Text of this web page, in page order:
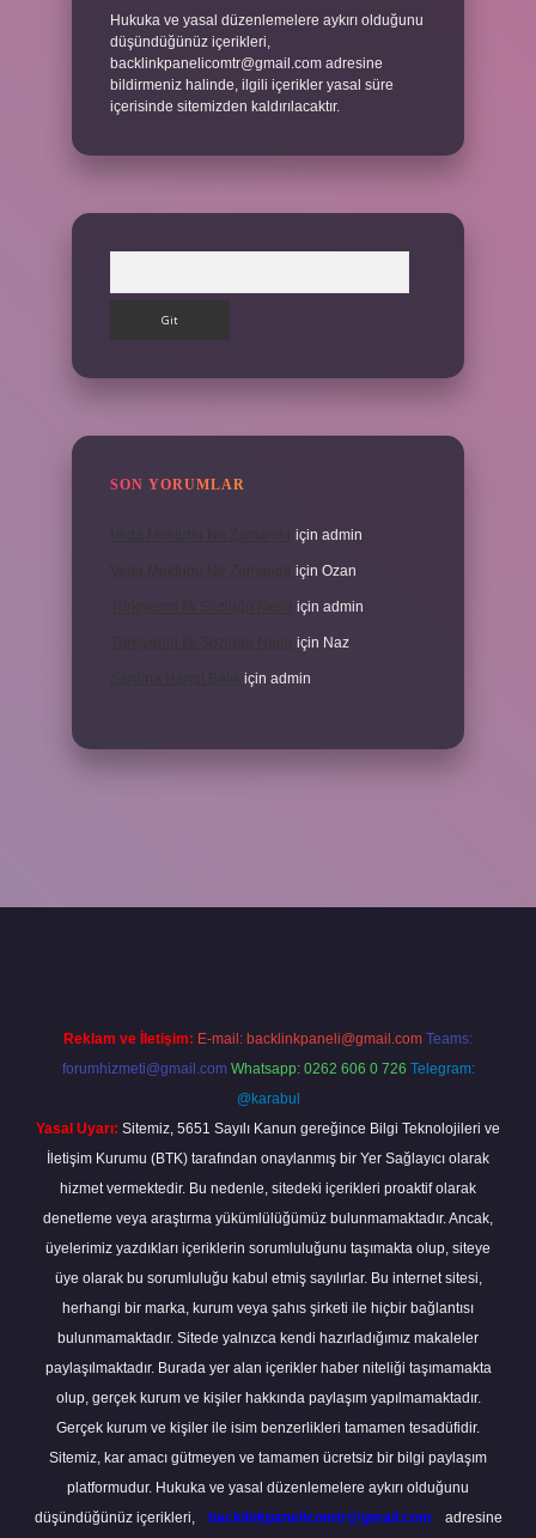
Hukuka ve yasal düzenlemelere aykırı olduğunu
düşündüğünüz içerikleri,
backlinkpanelicomtr@gmail.com adresine
bildirmeniz halinde, ilgili içerikler yasal süre
içerisinde sitemizden kaldırılacaktır.
SON YORUMLAR
için admin
için Ozan
için admin
için Naz
için admin
Reklam ve İletişim: E-mail: backlinkpaneli@gmail.com Teams:
forumhizmeti@gmail.com Whatsapp: 0262 606 0 726 Telegram:
@karabul
Yasal Uyarı: Sitemiz, 5651 Sayılı Kanun gereğince Bilgi Teknolojileri ve
İletişim Kurumu (BTK) tarafından onaylanmış bir Yer Sağlayıcı olarak
hizmet vermektedir. Bu nedenle, sitedeki içerikleri proaktif olarak
denetleme veya araştırma yükümlülüğümüz bulunmamaktadır. Ancak,
üyelerimiz yazdıkları içeriklerin sorumluluğunu taşımakta olup, siteye
üye olarak bu sorumluluğu kabul etmiş sayılırlar. Bu internet sitesi,
herhangi bir marka, kurum veya şahıs şirketi ile hiçbir bağlantısı
bulunmamaktadır. Sitede yalnızca kendi hazırladığımız makaleler
paylaşılmaktadır. Burada yer alan içerikler haber niteliği taşımamakta
olup, gerçek kurum ve kişiler hakkında paylaşım yapılmamaktadır.
Gerçek kurum ve kişiler ile isim benzerlikleri tamamen tesadüfidir.
Sitemiz, kar amacı gütmeyen ve tamamen ücretsiz bir bilgi paylaşım
platformudur. Hukuka ve yasal düzenlemelere aykırı olduğunu
düşündüğünüz içerikleri,
backlinkpanelicomtr@gmail.com adresine